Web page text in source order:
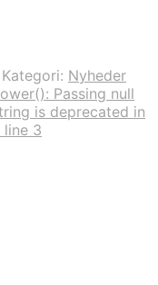
Kategori: Nyheder
Passing null
is deprecated in
3